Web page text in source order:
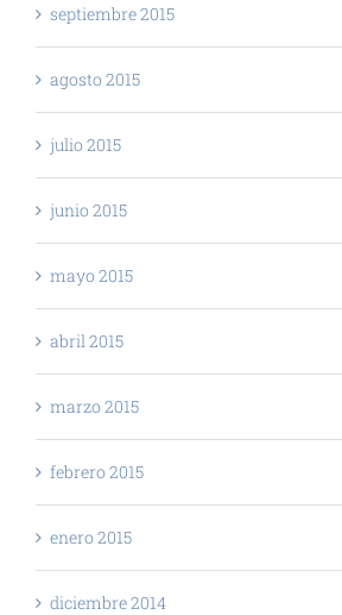
septiembre 2015
agosto 2015
julio 2015
junio 2015
mayo 2015
abril 2015
marzo 2015
febrero 2015
enero 2015
diciembre 2014